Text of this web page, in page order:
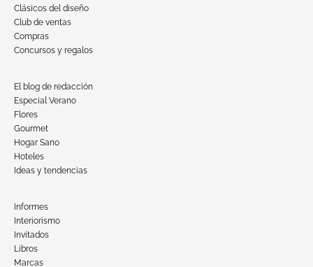
Clásicos del diseño
Club de ventas
Compras
Concursos y regalos
El blog de redacción
Especial Verano
Flores
Gourmet
Hogar Sano
Hoteles
Ideas y tendencias
Informes
Interiorismo
Invitados
Libros
Marcas